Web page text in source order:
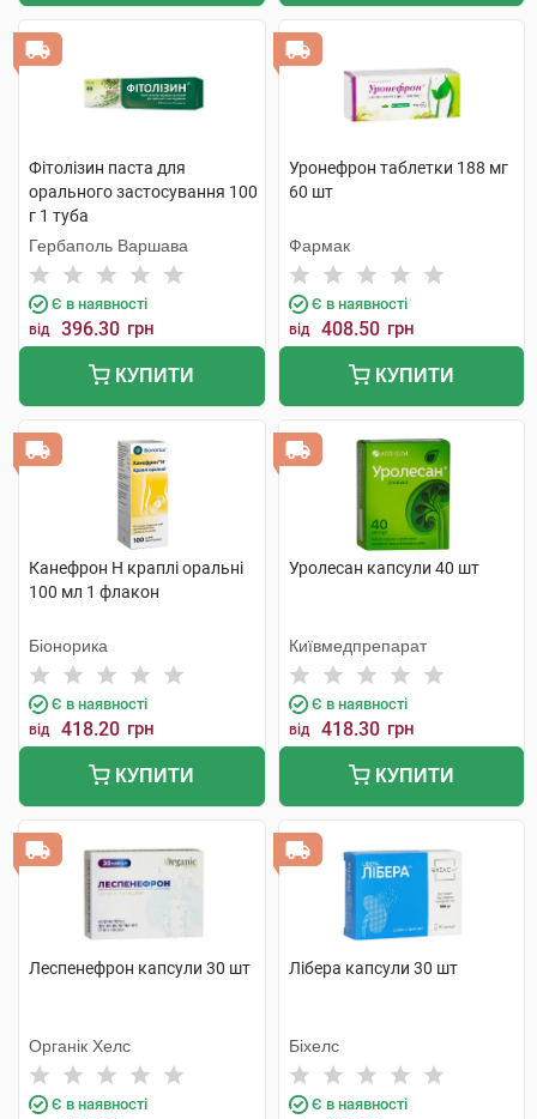
Фітолізин паста для
орального застосування 100
г 1 туба
Гербаполь Варшава
Є в наявності
від 396.30 грн
КУПИТИ
Уронефрон таблетки 188 мг
60 шт
Фармак
Є в наявності
від 408.50 грн
КУПИТИ
Канефрон H краплі оральні
100 мл 1 флакон
Біонорика
Є в наявності
від 418.20 грн
КУПИТИ
Уролесан капсули 40 шт
Київмедпрепарат
Є в наявності
від 418.30 грн
КУПИТИ
Леспенефрон капсули 30 шт
Органік Хелс
Є в наявності
Лібера капсули 30 шт
Біхелс
Є в наявності